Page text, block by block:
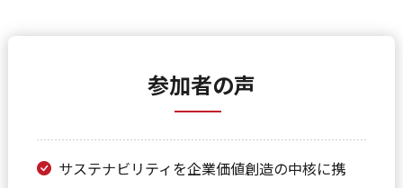
参加者の声
サステナビリティを企業価値創造の中核に携